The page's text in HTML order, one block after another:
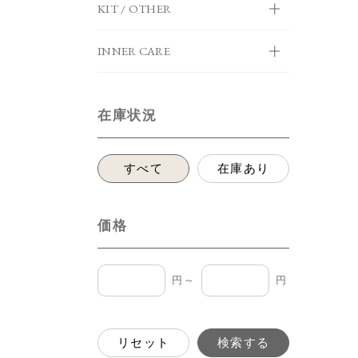
KIT / OTHER
INNER CARE
在庫状況
すべて 在庫あり
価格
円～ 円
リセット 検索する